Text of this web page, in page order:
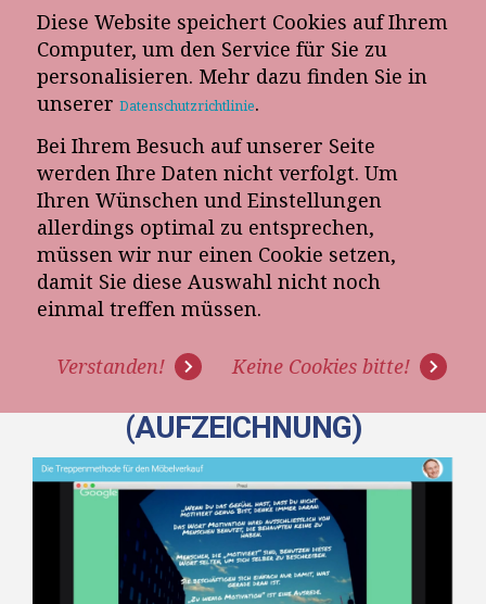
Diese Website speichert Cookies auf Ihrem
Computer, um den Service für Sie zu
personalisieren. Mehr dazu finden Sie in
unserer Datenschutzrichtlinie.
Bei Ihrem Besuch auf unserer Seite
werden Ihre Daten nicht verfolgt. Um
Ihren Wünschen und Einstellungen
allerdings optimal zu entsprechen,
müssen wir nur einen Cookie setzen,
damit Sie diese Auswahl nicht noch
einmal treffen müssen.
Verstanden! Keine Cookies bitte!
E-Mail-Newsletter
Telefon-Termin
WEBINAR: DIE
TREPPENMETHODE FÜR DEN
MÖBELVERKAUF
(AUFZEICHNUNG)